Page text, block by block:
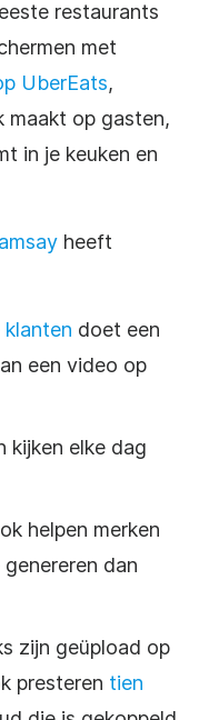
restaurants
met
UberEats,
maakt op gasten,
in je keuken en
heeft
klanten doet een
een video op
kijken elke dag
helpen merken
dan
zijn geüpload op
presteren tien